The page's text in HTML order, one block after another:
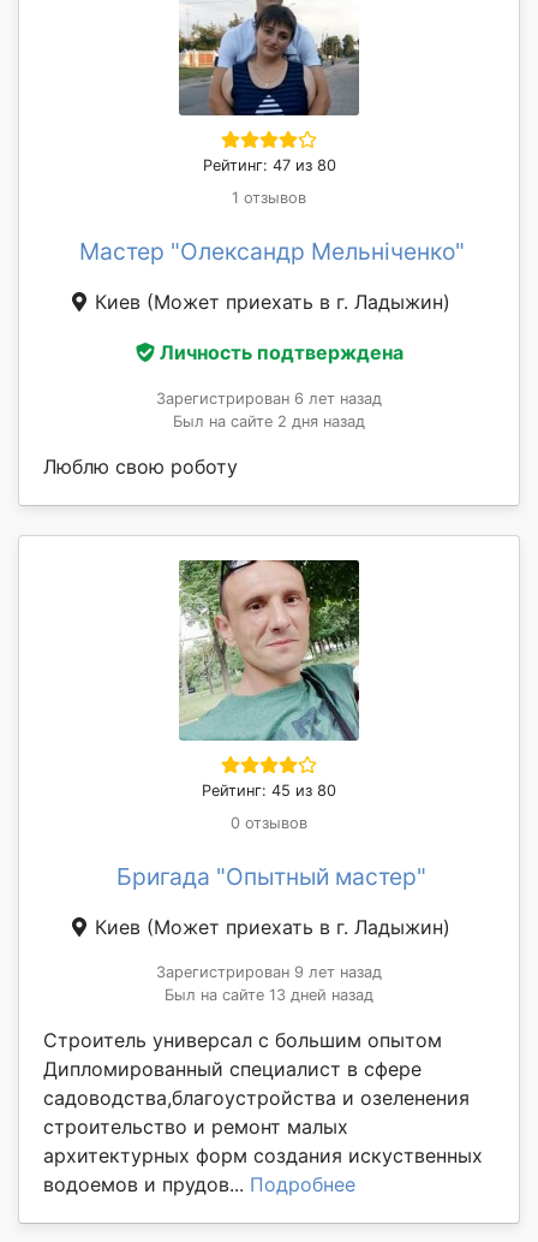
Рейтинг: 47 из 80
1 отзывов
Мастер "Олександр Мельніченко"
Киев (Может приехать в г. Ладыжин)
Личность подтверждена
Зарегистрирован 6 лет назад
Был на сайте 2 дня назад
Люблю свою роботу
Рейтинг: 45 из 80
0 отзывов
Бригада "Опытный мастер"
Киев (Может приехать в г. Ладыжин)
Зарегистрирован 9 лет назад
Был на сайте 13 дней назад
Строитель универсал с большим опытом
Дипломированный специалист в сфере
садоводства,благоустройства и озеленения
строительство и ремонт малых
архитектурных форм создания искуственных
водоемов и прудов... Подробнее